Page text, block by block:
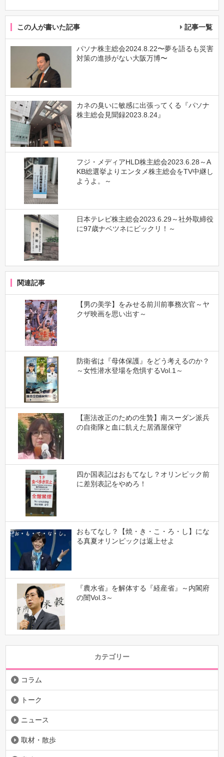
この人が書いた記事 記事一覧
パソナ株主総会2024.8.22〜夢を語るも災害
対策の進捗がない大阪万博〜
カネの臭いに敏感に出張ってくる『パソナ
株主総会見聞録2023.8.24』
フジ・メディアHLD株主総会2023.6.28～A
KB総選挙よりエンタメ株主総会をTV中継し
ようよ。～
日本テレビ株主総会2023.6.29～社外取締役
に97歳ナベツネにビックリ！～
関連記事
【男の美学】をみせる前川前事務次官～ヤ
クザ映画を思い出す～
防衛省は『母体保護』をどう考えるのか？
～女性潜水登場を危惧するVol.1～
【憲法改正のための生贄】南スーダン派兵
の自衛隊と血に飢えた居酒屋保守
四か国表記はおもてなし？オリンピック前
に差別表記をやめろ！
おもてなし？【焼・き・こ・ろ・し】にな
る真夏オリンピックは返上せよ
『農水省』を解体する『経産省』～内閣府
の闇Vol.3～
カテゴリー
コラム
トーク
ニュース
取材・散歩